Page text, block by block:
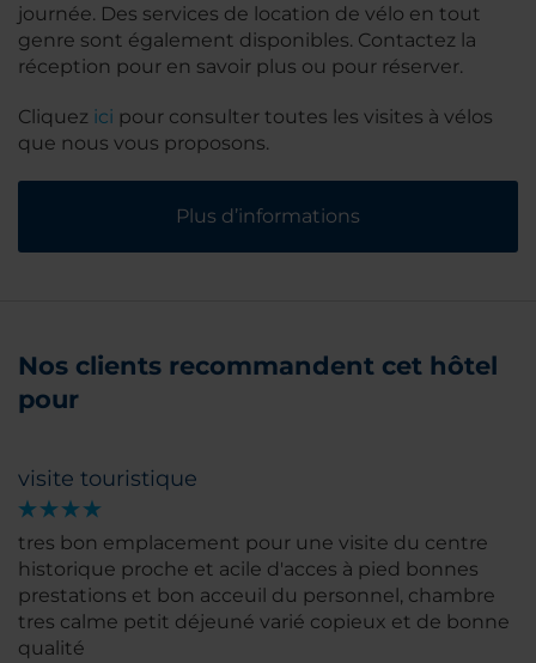
journée. Des services de location de vélo en tout
genre sont également disponibles. Contactez la
réception pour en savoir plus ou pour réserver.
Cliquez ici pour consulter toutes les visites à vélos
que nous vous proposons.
Plus d’informations
Nos clients recommandent cet hôtel
pour
visite touristique
tres bon emplacement pour une visite du centre
historique proche et acile d'acces à pied bonnes
prestations et bon acceuil du personnel, chambre
tres calme petit déjeuné varié copieux et de bonne
qualité